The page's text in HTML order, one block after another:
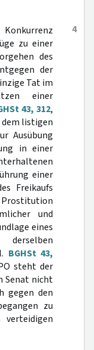
4
zu einer
des
der
Tat im
einer
43, 312,
dem listigen
Ausübung
in einer
einer
Freikaufs
und
eines
BGHSt 43,
steht der
Senat nicht
gegen den
zu
verteidigen